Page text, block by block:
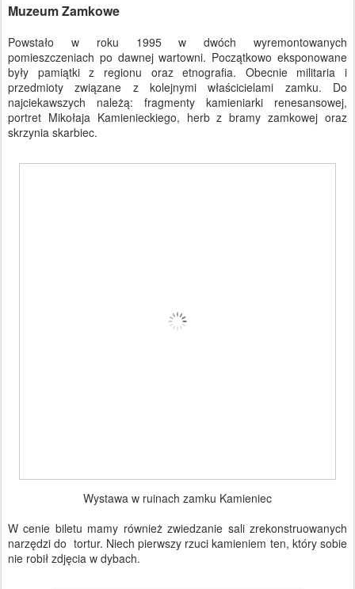
Muzeum Zamkowe
Powstało w roku 1995 w dwóch wyremontowanych
pomieszczeniach po dawnej wartowni. Początkowo eksponowane
były pamiątki z regionu oraz etnografia. Obecnie militaria i
przedmioty związane z kolejnymi właścicielami zamku. Do
najciekawszych należą: fragmenty kamieniarki renesansowej,
portret Mikołaja Kamienieckiego, herb z bramy zamkowej oraz
skrzynia skarbiec.
Wystawa w ruinach zamku Kamieniec
W cenie biletu mamy również zwiedzanie sali zrekonstruowanych
narzędzi do tortur. Niech pierwszy rzuci kamieniem ten, który sobie
nie robił zdjęcia w dybach.